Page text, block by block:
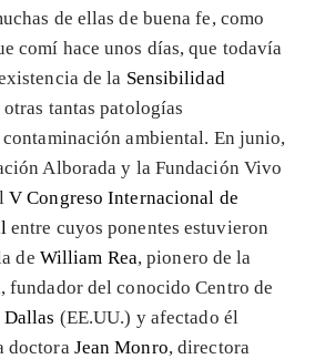
de ellas de buena fe, como
comí hace unos días, que todavía
de la Sensibilidad
otras tantas patologías
ambiental. En junio,
Alborada y la Fundación Vivo
V Congreso Internacional de
entre cuyos ponentes estuvieron
de William Rea, pionero de la
fundador del conocido Centro de
Dallas (EE.UU.) y afectado él
doctora Jean Monro, directora